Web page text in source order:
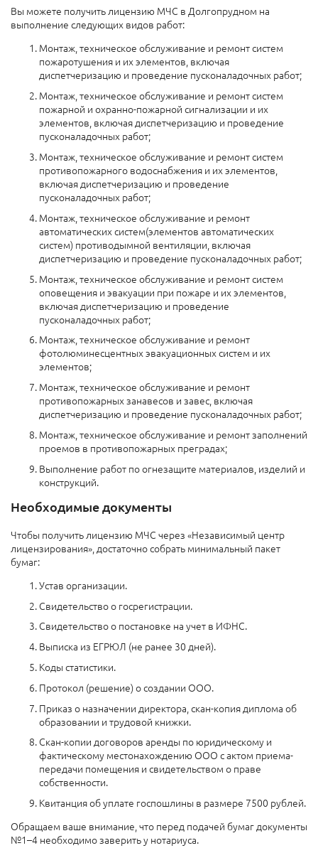
Вы можете получить лицензию МЧС в Долгопрудном на
выполнение следующих видов работ:
Монтаж, техническое обслуживание и ремонт систем
пожаротушения и их элементов, включая
диспетчеризацию и проведение пусконаладочных работ;
Монтаж, техническое обслуживание и ремонт систем
пожарной и охранно-пожарной сигнализации и их
элементов, включая диспетчеризацию и проведение
пусконаладочных работ;
Монтаж, техническое обслуживание и ремонт систем
противопожарного водоснабжения и их элементов,
включая диспетчеризацию и проведение
пусконаладочных работ;
Монтаж, техническое обслуживание и ремонт
автоматических систем(элементов автоматических
систем) противодымной вентиляции, включая
диспетчеризацию и проведение пусконаладочных работ;
Монтаж, техническое обслуживание и ремонт систем
оповещения и эвакуации при пожаре и их элементов,
включая диспетчеризацию и проведение
пусконаладочных работ;
Монтаж, техническое обслуживание и ремонт
фотолюминесцентных эвакуационных систем и их
элементов;
Монтаж, техническое обслуживание и ремонт
противопожарных занавесов и завес, включая
диспетчеризацию и проведение пусконаладочных работ;
Монтаж, техническое обслуживание и ремонт заполнений
проемов в противопожарных преградах;
Выполнение работ по огнезащите материалов, изделий и
конструкций.
Необходимые документы
Чтобы получить лицензию МЧС через «Независимый центр
лицензирования», достаточно собрать минимальный пакет
бумаг:
Устав организации.
Свидетельство о госрегистрации.
Свидетельство о постановке на учет в ИФНС.
Выписка из ЕГРЮЛ (не ранее 30 дней).
Коды статистики.
Протокол (решение) о создании ООО.
Приказ о назначении директора, скан-копия диплома об
образовании и трудовой книжки.
Скан-копии договоров аренды по юридическому и
фактическому местонахождению ООО с актом приема-
передачи помещения и свидетельством о праве
собственности.
Квитанция об уплате госпошлины в размере 7500 рублей.
Обращаем ваше внимание, что перед подачей бумаг документы
№1–4 необходимо заверить у нотариуса.